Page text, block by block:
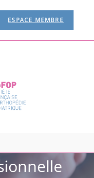
ESPACE MEMBRE